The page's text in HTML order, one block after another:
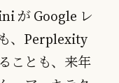
が Google レ
、Perplexity
ことも、来年